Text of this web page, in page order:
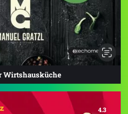
Wirtshausküche
4.3